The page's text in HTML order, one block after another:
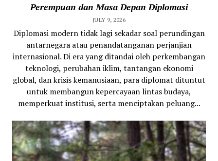
Perempuan dan Masa Depan Diplomasi
JULY 9, 2026
Diplomasi modern tidak lagi sekadar soal perundingan
antarnegara atau penandatanganan perjanjian
internasional. Di era yang ditandai oleh perkembangan
teknologi, perubahan iklim, tantangan ekonomi
global, dan krisis kemanusiaan, para diplomat dituntut
untuk membangun kepercayaan lintas budaya,
memperkuat institusi, serta menciptakan peluang...